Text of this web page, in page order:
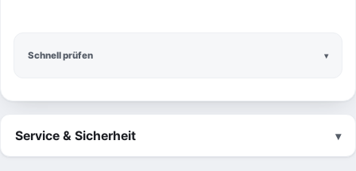
Schnell prüfen
Service & Sicherheit